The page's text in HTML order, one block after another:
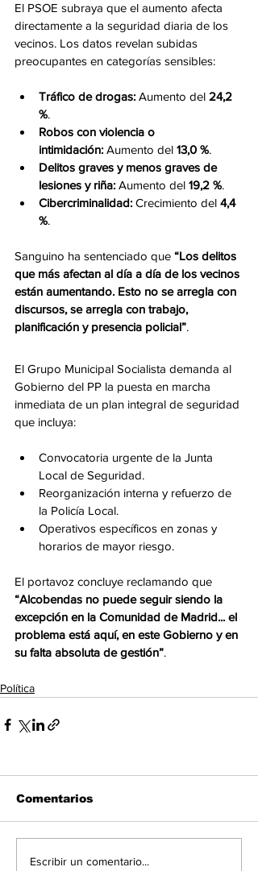
El PSOE subraya que el aumento afecta
directamente a la seguridad diaria de los
vecinos. Los datos revelan subidas
preocupantes en categorías sensibles:
Tráfico de drogas: Aumento del 24,2
%.
Robos con violencia o
intimidación: Aumento del 13,0 %.
Delitos graves y menos graves de
lesiones y riña: Aumento del 19,2 %.
Cibercriminalidad: Crecimiento del 4,4
%.
Sanguino ha sentenciado que “Los delitos
que más afectan al día a día de los vecinos
están aumentando. Esto no se arregla con
discursos, se arregla con trabajo,
planificación y presencia policial”.
El Grupo Municipal Socialista demanda al
Gobierno del PP la puesta en marcha
inmediata de un plan integral de seguridad
que incluya:
Convocatoria urgente de la Junta
Local de Seguridad.
Reorganización interna y refuerzo de
la Policía Local.
Operativos específicos en zonas y
horarios de mayor riesgo.
El portavoz concluye reclamando que
“Alcobendas no puede seguir siendo la
excepción en la Comunidad de Madrid... el
problema está aquí, en este Gobierno y en
su falta absoluta de gestión”.
Política
Comentarios
Escribir un comentario...